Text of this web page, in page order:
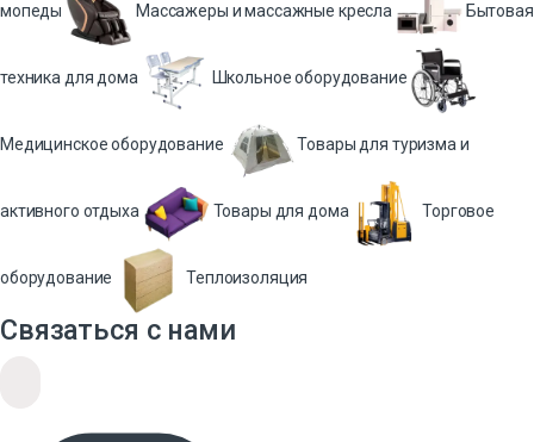
мопеды Массажеры и массажные кресла Бытовая
техника для дома Школьное оборудование
Медицинское оборудование Товары для туризма и
активного отдыха Товары для дома Торговое
оборудование Теплоизоляция
Связаться с нами